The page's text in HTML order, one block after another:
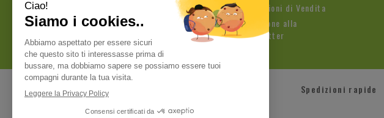
Condizioni di Vendita
Iscrizione alla
Newsletter
Pagamenti sicuri Spedizioni rapide